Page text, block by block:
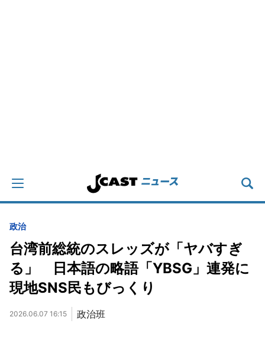
政治
台湾前総統のスレッズが「ヤバすぎ
る」 日本語の略語「YBSG」連発に
現地SNS民もびっくり
2026.06.07 16:15 政治班